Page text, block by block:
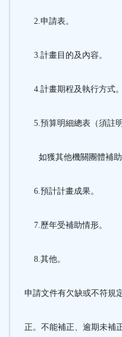
2.申請表。
3.計畫目的及內容。
4.計畫期程及執行方式。
5.預算明細總表（須註明
如獲其他機關團體補助或
6.預計計畫成果。
7.歷年受補助情形。
8.其他。
申請文件有欠缺或不符規
正。不能補正、逾期未補